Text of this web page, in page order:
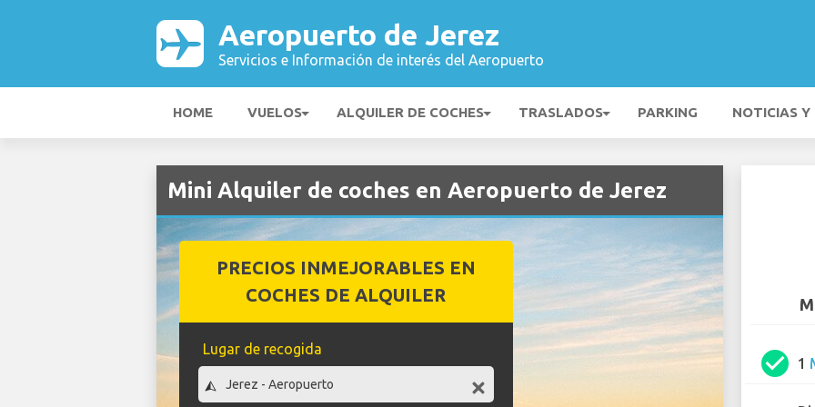
Aeropuerto de Jerez
Servicios e Información de interés del Aeropuerto
HOME VUELOS ALQUILER DE COCHES TRASLADOS PARKING NOTICIAS Y
Mini Alquiler de coches en Aeropuerto de Jerez
PRECIOS INMEJORABLES EN
COCHES DE ALQUILER
Lugar de recogida check_circle 1